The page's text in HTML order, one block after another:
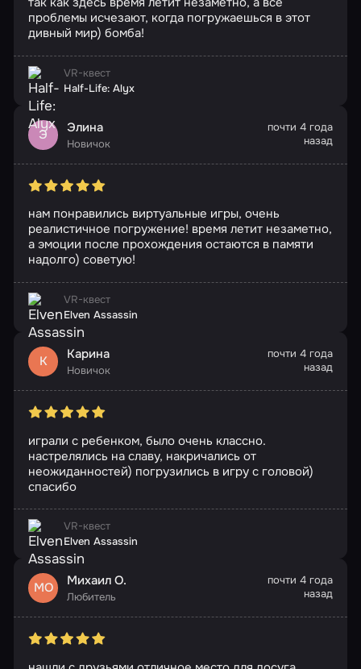
проблемы исчезают, когда погружаешься в этот
дивный мир) бомба!
VR-квест
Half-Life: Alyx
Э Элина
Новичок
почти 4 года
назад
нам понравились виртуальные игры, очень
реалистичное погружение! время летит незаметно,
а эмоции после прохождения остаются в памяти
надолго) советую!
VR-квест
Elven Assassin
К Карина
Новичок
почти 4 года
назад
играли с ребенком, было очень классно.
настрелялись на славу, накричались от
неожиданностей) погрузились в игру с головой)
спасибо
VR-квест
Elven Assassin
МО Михаил О.
Любитель
почти 4 года
назад